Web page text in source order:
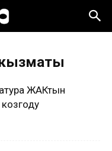
ЖАКтын